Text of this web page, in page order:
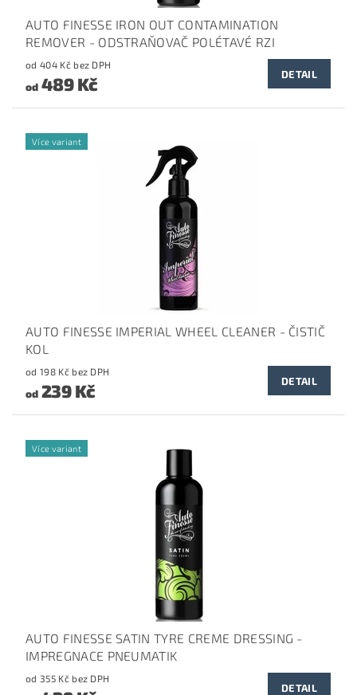
AUTO FINESSE IRON OUT CONTAMINATION
REMOVER - ODSTRAŇOVAČ POLÉTAVÉ RZI
od 404 Kč bez DPH
od489 Kč DETAIL
Více variant
AUTO FINESSE IMPERIAL WHEEL CLEANER - ČISTIČ
KOL
od 198 Kč bez DPH
od239 Kč DETAIL
Více variant
AUTO FINESSE SATIN TYRE CREME DRESSING -
IMPREGNACE PNEUMATIK
od 355 Kč bez DPH
DETAIL